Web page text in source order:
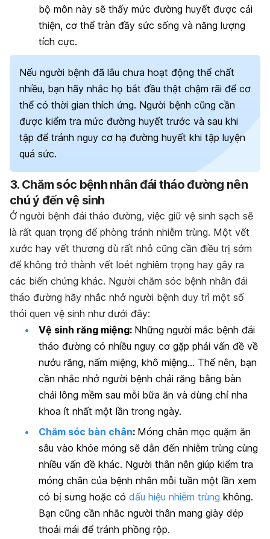
bộ môn này sẽ thấy mức đường huyết được cải
thiện, cơ thể tràn đầy sức sống và năng lượng
tích cực.
Nếu người bệnh đã lâu chưa hoạt động thể chất
nhiều, bạn hãy nhắc họ bắt đầu thật chậm rãi để cơ
thể có thời gian thích ứng. Người bệnh cũng cần
được kiểm tra mức đường huyết trước và sau khi
tập để tránh nguy cơ hạ đường huyết khi tập luyện
quá sức.
3. Chăm sóc bệnh nhân đái tháo đường nên
chú ý đến vệ sinh
Ở người bệnh đái tháo đường, việc giữ vệ sinh sạch sẽ
là rất quan trọng để phòng tránh nhiễm trùng. Một vết
xước hay vết thương dù rất nhỏ cũng cần điều trị sớm
để không trở thành vết loét nghiêm trọng hay gây ra
các biến chứng khác. Người chăm sóc bệnh nhân đái
tháo đường hãy nhắc nhở người bệnh duy trì một số
thói quen vệ sinh như dưới đây:
Vệ sinh răng miệng: Những người mắc bệnh đái
tháo đường có nhiều nguy cơ gặp phải vấn đề về
nướu răng, nấm miệng, khô miệng… Thế nên, bạn
cần nhắc nhở người bệnh chải răng bằng bàn
chải lông mềm sau mỗi bữa ăn và dùng chỉ nha
khoa ít nhất một lần trong ngày.
Chăm sóc bàn chân: Móng chân mọc quặm ăn
sâu vào khóe móng sẽ dẫn đến nhiễm trùng cùng
nhiều vấn đề khác. Người thân nên giúp kiểm tra
móng chân của bệnh nhân mỗi tuần một lần xem
có bị sưng hoặc có dấu hiệu nhiễm trùng không.
Bạn cũng cần nhắc người thân mang giày dép
thoải mái để tránh phồng rộp.